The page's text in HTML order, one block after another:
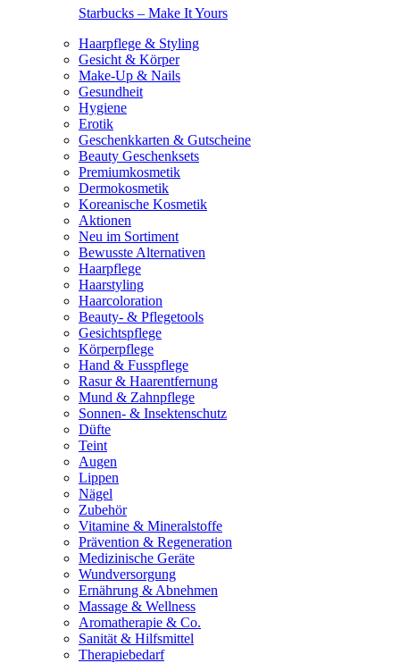
Starbucks – Make It Yours
Haarpflege & Styling
Gesicht & Körper
Make-Up & Nails
Gesundheit
Hygiene
Erotik
Geschenkkarten & Gutscheine
Beauty Geschenksets
Premiumkosmetik
Dermokosmetik
Koreanische Kosmetik
Aktionen
Neu im Sortiment
Bewusste Alternativen
Haarpflege
Haarstyling
Haarcoloration
Beauty- & Pflegetools
Gesichtspflege
Körperpflege
Hand & Fusspflege
Rasur & Haarentfernung
Mund & Zahnpflege
Sonnen- & Insektenschutz
Düfte
Teint
Augen
Lippen
Nägel
Zubehör
Vitamine & Mineralstoffe
Prävention & Regeneration
Medizinische Geräte
Wundversorgung
Ernährung & Abnehmen
Massage & Wellness
Aromatherapie & Co.
Sanität & Hilfsmittel
Therapiebedarf